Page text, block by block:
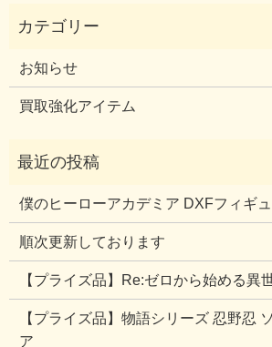
お知らせ
買取強化アイテム
僕のヒーローアカデミア DXFフィギ
順次更新しております
【プライズ品】Re:ゼロから始める異
【プライズ品】物語シリーズ 忍野忍
ア